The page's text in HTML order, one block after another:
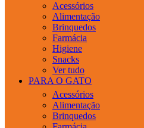
Acessórios
Alimentação
Brinquedos
Farmácia
Higiene
Snacks
Ver tudo
PARA O GATO
Acessórios
Alimentação
Brinquedos